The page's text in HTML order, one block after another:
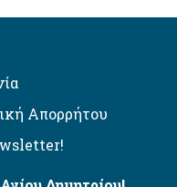
Απορρήτου